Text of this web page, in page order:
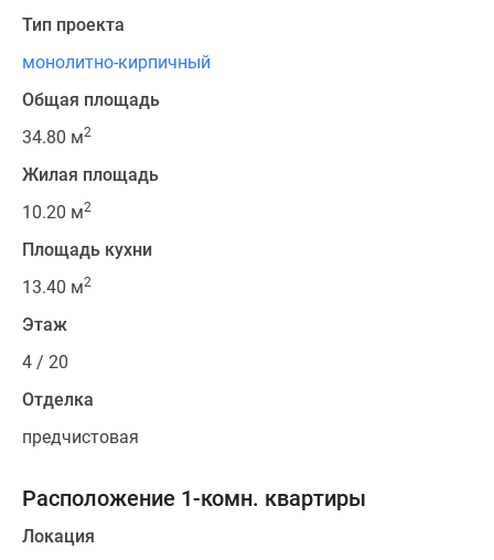
Тип проекта
монолитно-кирпичный
Общая площадь
34.80 м2
Жилая площадь
10.20 м2
Площадь кухни
13.40 м2
Этаж
4 / 20
Отделка
предчистовая
Расположение 1-комн. квартиры
Локация